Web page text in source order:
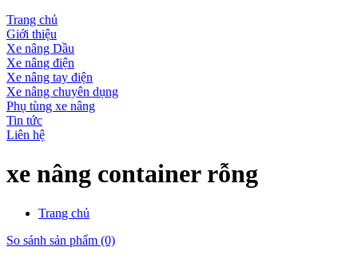
Trang chủ
Giới thiệu
Xe nâng Dầu
Xe nâng điện
Xe nâng tay điện
Xe nâng chuyên dụng
Phụ tùng xe nâng
Tin tức
Liên hệ
xe nâng container rỗng
Trang chủ
So sánh sản phẩm (0)